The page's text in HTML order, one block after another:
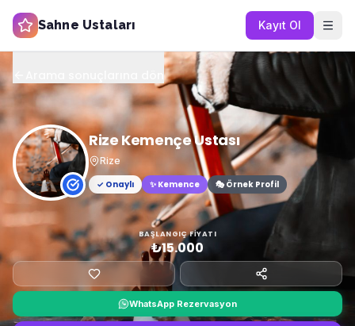
Sahne Ustaları Kayıt Ol
Rize Kemençe Ustası
Rize
✓ Onaylı
✨ Kemence 🎭 Örnek Profil
BAŞLANGIÇ FIYATI
₺15.000
WhatsApp Rezervasyon